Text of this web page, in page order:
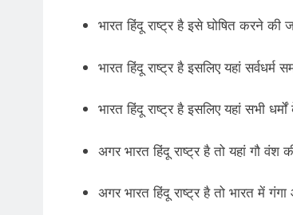
भारत हिंदू राष्ट्र है इसे घोषित करने की
भारत हिंदू राष्ट्र है इसलिए यहां सर्वधर्म
भारत हिंदू राष्ट्र है इसलिए यहां सभी
अगर भारत हिंदू राष्ट्र है तो यहां गौ वंश
अगर भारत हिंदू राष्ट्र है तो भारत में